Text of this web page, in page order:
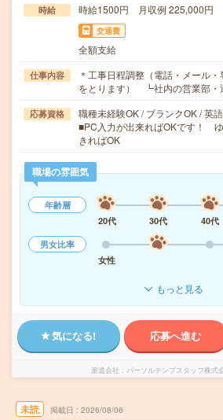
時給 時給1500円 月収例 225,000円
交通費
全額支給
仕事内容
＊工事日程調整（電話・メール
をとります） ┗社内の営業部・
応募資格
職種未経験OK / ブランクOK / 英
■PC入力が出来ればOKです！
きればOK
職場の雰囲気
年齢層
20代
30代 40代
男女比率
女性
もっと見る
気になる! 応募へ進む
派遣会社 パーソルテンプスタッフ株
未読 掲載日 2026/08/06